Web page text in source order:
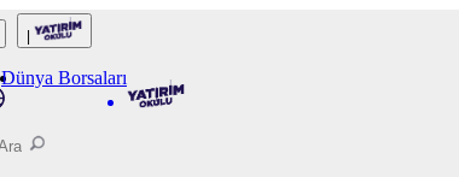
Dünya Borsaları